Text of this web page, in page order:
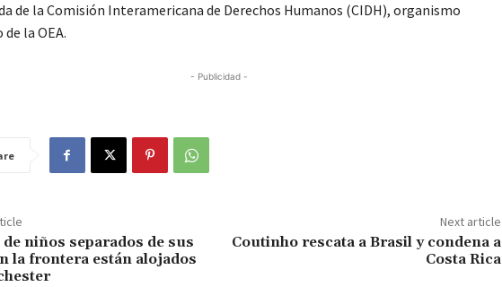
de la Comisión Interamericana de Derechos Humanos (CIDH), organismo
la OEA.
- Publicidad -
de niños separados de sus
la frontera están alojados
Next article
Coutinho rescata a Brasil y condena a
Costa Rica